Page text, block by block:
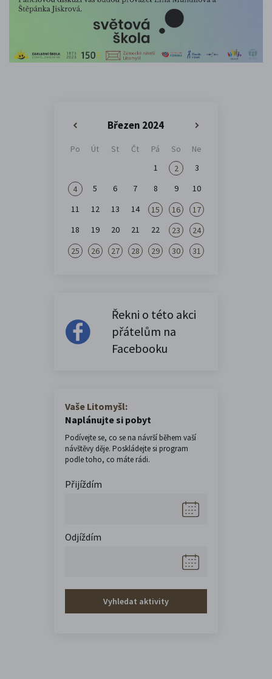
Březen 2024
Po Út St Čt Pá So
Ne
1
2
3
4
5 6 7 8 9
10
11
12 13 14 15 16
17
18
19 20 21 22 23
24
25
26 27 28 29 30 31
Řekni o této akci
přátelům na
Facebooku
Vaše Litomyšl:
Naplánujte si pobyt
Podívejte se, co se na návrší během vaší
návštěvy děje. Poskládejte si program
podle toho, co máte rádi.
Přijíždím
Odjíždím
Vyhledat aktivity